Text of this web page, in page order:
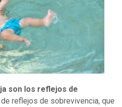
son los reflejos de
de reflejos de sobrevivencia, que